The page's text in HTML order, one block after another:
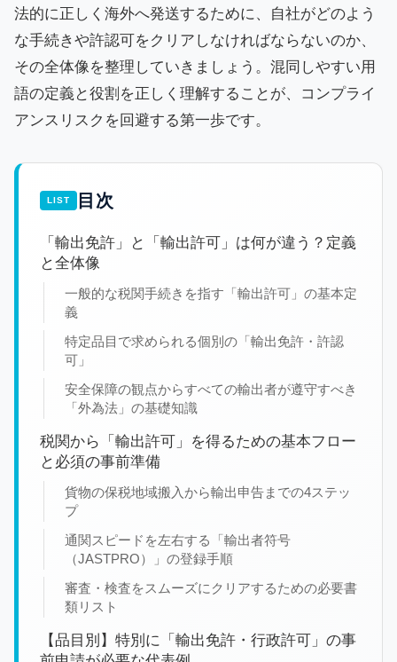
法的に正しく海外へ発送するために、自社がどのよう
な手続きや許認可をクリアしなければならないのか、
その全体像を整理していきましょう。混同しやすい用
語の定義と役割を正しく理解することが、コンプライ
アンスリスクを回避する第一歩です。
目次
「輸出免許」と「輸出許可」は何が違う？定義
と全体像
一般的な税関手続きを指す「輸出許可」の基本定
義
特定品目で求められる個別の「輸出免許・許認
可」
安全保障の観点からすべての輸出者が遵守すべき
「外為法」の基礎知識
税関から「輸出許可」を得るための基本フロー
と必須の事前準備
貨物の保税地域搬入から輸出申告までの4ステッ
プ
通関スピードを左右する「輸出者符号
（JASTPRO）」の登録手順
審査・検査をスムーズにクリアするための必要書
類リスト
【品目別】特別に「輸出免許・行政許可」の事